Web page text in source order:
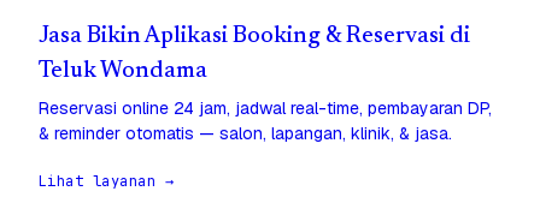
Jasa Bikin Aplikasi Booking & Reservasi di
Teluk Wondama
Reservasi online 24 jam, jadwal real-time, pembayaran DP,
& reminder otomatis — salon, lapangan, klinik, & jasa.
Lihat layanan →